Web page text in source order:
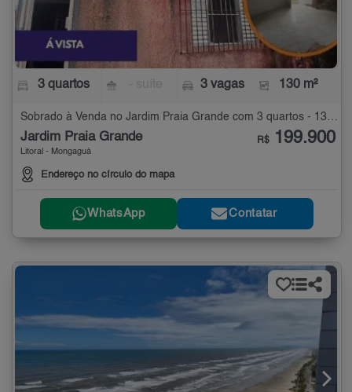
3 quartos 3 vagas 130 m²
Jardim Praia Grande
Litoral - Mongaguá
Endereço no círculo do mapa
R$ 199.900
WhatsApp Contatar